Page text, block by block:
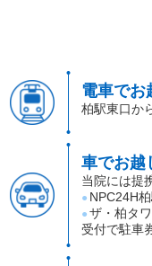
電車でお
柏駅東口か
車でお越
当院には提
● NPC24H
● ザ・柏タ
受付で駐車